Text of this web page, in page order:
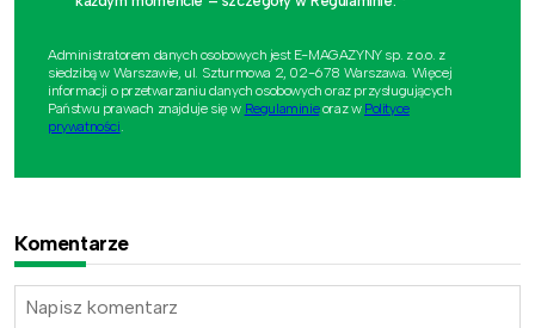
Administratorem danych osobowych jest E-MAGAZYNY sp. z o.o. z
siedzibą w Warszawie, ul. Szturmowa 2, 02-678 Warszawa. Więcej
informacji o przetwarzaniu danych osobowych oraz przysługujących
Państwu prawach znajduje się w Regulaminieoraz w Polityce
prywatności.
Komentarze